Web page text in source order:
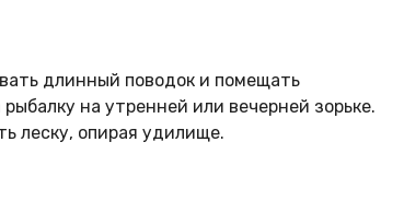
длинный поводок и помещать
на утренней или вечерней зорьке.
леску, опирая удилище.